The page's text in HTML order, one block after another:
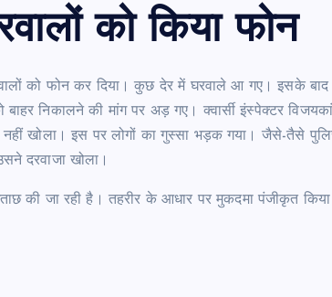
को क‍िया फोन
को फोन कर दिया। कुछ देर में घरवाले आ गए। इसके बाद
निकालने की मांग पर अड़ गए। क्वार्सी इंस्पेक्टर
नहीं खोला। इस पर लोगों का गुस्सा भड़क गया। जैसे-तैसे
दरवाजा खोला।
की जा रही है। तहरीर के आधार पर मुकदमा पंजीकृत किया